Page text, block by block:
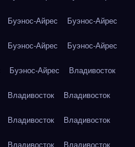
Буэнос-Айрес Буэнос-Айрес
Буэнос-Айрес Буэнос-Айрес
Буэнос-Айрес Владивосток
Владивосток Владивосток
Владивосток Владивосток
Владивосток Владивосток